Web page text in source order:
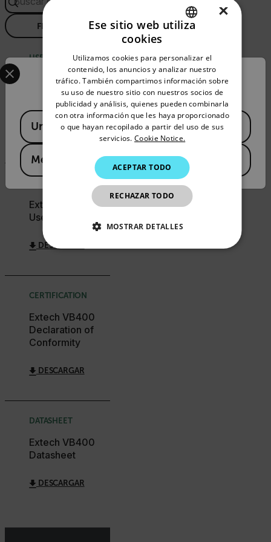
FILTRO
USER MANUAL
Manual del
usuário de Extech
VB400
DESCARGAR
Extech VB400
User Manual
DESCARGAR
CERTIFICATION
Extech VB400
Declaration of
Conformity
DESCARGAR
DATASHEET
Extech VB400
Datasheet
DESCARGAR
Confirm Location
Select your preferred country and language from the
Available Locations
United States
Mexico
FRENCH
SPANISH
PORTUGUESE
KOREAN
JAPANESE
CHINESE
×
Ese sitio web utiliza
cookies
Utilizamos cookies para personalizar el
contenido, los anuncios y analizar nuestro
tráfico. También compartimos información sobre
su uso de nuestro sitio con nuestros socios de
publicidad y análisis, quienes pueden combinarla
con otra información que les haya proporcionado
o que hayan recopilado a partir del uso de sus
servicios. Cookie Notice.
ACEPTAR TODO
RECHAZAR TODO
MOSTRAR DETALLES
COOKIES ESTRICTAMENTE
funcionalidad principal del sitio web, como el inicio
de sesión de usuario y la gestión de cuentas. El sitio
Nombre